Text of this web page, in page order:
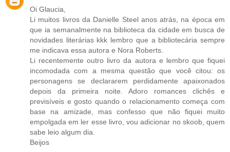
Oi Glaucia,
Li muitos livros da Danielle Steel anos atrás, na época em
que ia semanalmente na biblioteca da cidade em busca de
novidades literárias kkk lembro que a bibliotecária sempre
me indicava essa autora e Nora Roberts.
Li recentemente outro livro da autora e lembro que fiquei
incomodada com a mesma questão que você citou: os
personagens se declararem perdidamente apaixonados
depois da primeira noite. Adoro romances clichês e
previsíveis e gosto quando o relacionamento começa com
base na amizade, mas confesso que não fiquei muito
empolgada em ler esse livro, vou adicionar no skoob, quem
sabe leio algum dia.
Beijos